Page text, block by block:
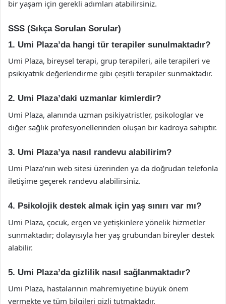
bir yaşam için gerekli adımları atabilirsiniz.
SSS (Sıkça Sorulan Sorular)
1. Umi Plaza’da hangi tür terapiler sunulmaktadır?
Umi Plaza, bireysel terapi, grup terapileri, aile terapileri ve
psikiyatrik değerlendirme gibi çeşitli terapiler sunmaktadır.
2. Umi Plaza’daki uzmanlar kimlerdir?
Umi Plaza, alanında uzman psikiyatristler, psikologlar ve
diğer sağlık profesyonellerinden oluşan bir kadroya sahiptir.
3. Umi Plaza’ya nasıl randevu alabilirim?
Umi Plaza’nın web sitesi üzerinden ya da doğrudan telefonla
iletişime geçerek randevu alabilirsiniz.
4. Psikolojik destek almak için yaş sınırı var mı?
Umi Plaza, çocuk, ergen ve yetişkinlere yönelik hizmetler
sunmaktadır; dolayısıyla her yaş grubundan bireyler destek
alabilir.
5. Umi Plaza’da gizlilik nasıl sağlanmaktadır?
Umi Plaza, hastalarının mahremiyetine büyük önem
vermekte ve tüm bilgileri gizli tutmaktadır.